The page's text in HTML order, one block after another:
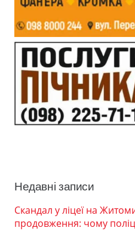
Недавні записи
Скандал у ліцеї на
продовження: чому